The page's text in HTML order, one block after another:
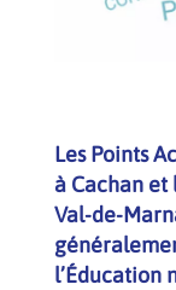
Les Points
à Cachan
Val-de-
l’Éducation